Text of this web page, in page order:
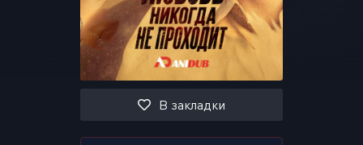
Или войти через
В закладки